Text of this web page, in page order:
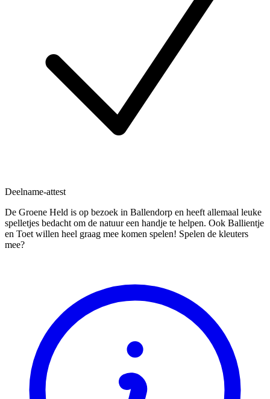
Deelname-attest
De Groene Held is op bezoek in Ballendorp en heeft allemaal leuke
spelletjes bedacht om de natuur een handje te helpen. Ook Ballientje
en Toet willen heel graag mee komen spelen! Spelen de kleuters
mee?